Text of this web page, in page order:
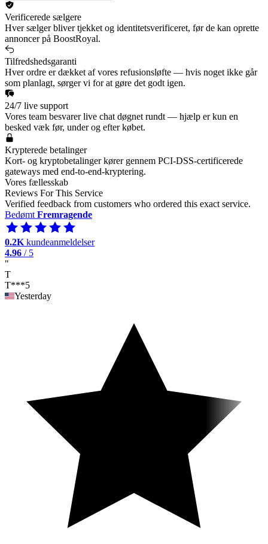
Verificerede sælgere
Hver sælger bliver tjekket og identitetsverificeret, før de kan oprette
annoncer på BoostRoyal.
Tilfredshedsgaranti
Hver ordre er dækket af vores refusionsløfte — hvis noget ikke går
som planlagt, sørger vi for at gøre det godt igen.
24/7 live support
Vores team besvarer live chat døgnet rundt — hjælp er kun en
besked væk før, under og efter købet.
Krypterede betalinger
Kort- og kryptobetalinger kører gennem PCI-DSS-certificerede
gateways med end-to-end-kryptering.
Vores fællesskab
Reviews For This Service
Verified feedback from customers who ordered this exact service.
Bedømt Fremragende
0.2K kundeanmeldelser
4.96 / 5
"
T
T***5
Yesterday